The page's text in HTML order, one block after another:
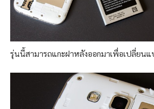
รุ่นนี้สามารถแกะฝาหลังออกมาเพื่อเปลี่ยนแ